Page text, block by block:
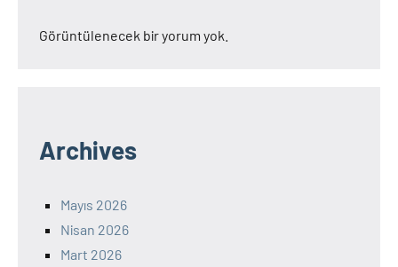
Görüntülenecek bir yorum yok.
Archives
Mayıs 2026
Nisan 2026
Mart 2026